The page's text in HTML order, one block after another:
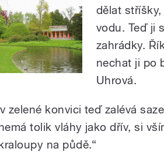
dělat
vodu. Teď ji
zahrádky.
nechat ji po
Uhrová.
zelené konvici teď zalévá
tolik vláhy jako dřív, si
na půdě.“